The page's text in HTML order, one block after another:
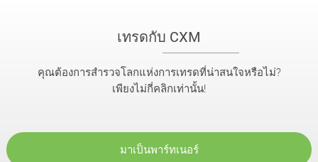
เทรดกับ CXM
คุณต้องการสำรวจโลกแห่งการเทรดที่น่าสนใจหรือไม่?
เพียงไม่กี่คลิกเท่านั้น!
มาเป็นพาร์ทเนอร์